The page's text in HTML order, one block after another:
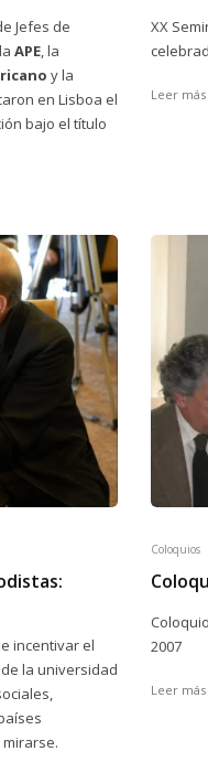
Jefes de
APE, la
y la
en Lisboa el
bajo el título
XX
Leer más
incentivar el
la universidad
Coloquios
2007
Leer más